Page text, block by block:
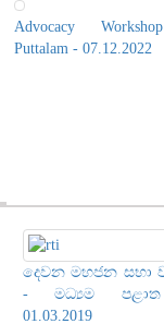
Advocacy
Puttalam - 07.12.2022
දෙවන මහජන සභා
- මධ්‍යම
01.03.2019